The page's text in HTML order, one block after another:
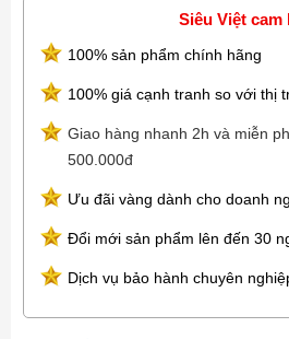
Siêu Việt cam
100% sản phẩm chính hãng
100% giá cạnh tranh so với thị
Giao hàng nhanh 2h và miễn
500.000đ
Ưu đãi vàng dành cho doanh
Đổi mới sản phẩm lên đến 30
Dịch vụ bảo hành chuyên